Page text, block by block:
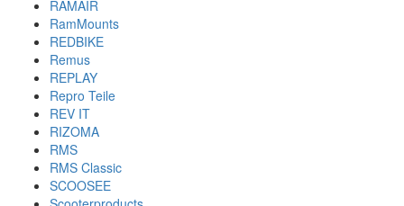
RAMAIR
RamMounts
REDBIKE
Remus
REPLAY
Repro Teile
REV IT
RIZOMA
RMS
RMS Classic
SCOOSEE